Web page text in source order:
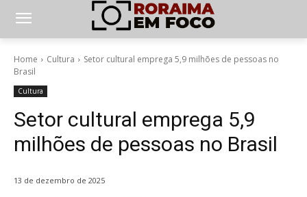
Home Cultura
Setor cultural emprega 5,9 milhões de pessoas no
Brasil
Cultura
Setor cultural emprega 5,9
milhões de pessoas no Brasil
13 de dezembro de 2025